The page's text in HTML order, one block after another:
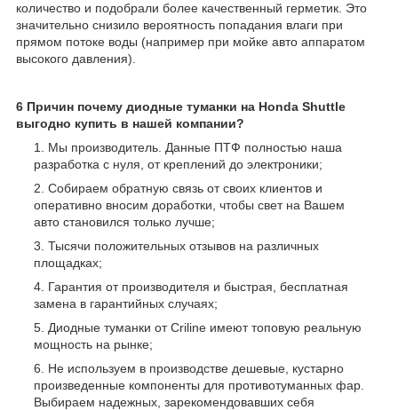
количество и подобрали более качественный герметик. Это
значительно снизило вероятность попадания влаги при
прямом потоке воды (например при мойке авто аппаратом
высокого давления).
6 Причин почему диодные туманки на Honda Shuttle
выгодно купить в нашей компании?
Мы производитель. Данные ПТФ полностью наша
разработка с нуля, от креплений до электроники;
Собираем обратную связь от своих клиентов и
оперативно вносим доработки, чтобы свет на Вашем
авто становился только лучше;
Тысячи положительных отзывов на различных
площадках;
Гарантия от производителя и быстрая, бесплатная
замена в гарантийных случаях;
Диодные туманки от Criline имеют топовую реальную
мощность на рынке;
Не используем в производстве дешевые, кустарно
произведенные компоненты для противотуманных фар.
Выбираем надежных, зарекомендовавших себя